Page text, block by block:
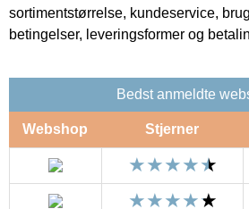
sortimentstørrelse, kundeservice,
betingelser, leveringsformer og
Bedst anmeldte
Webshop Stjerner